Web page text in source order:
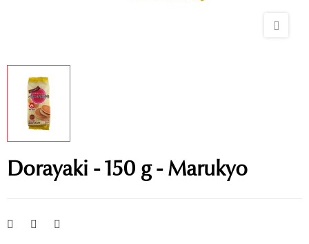
Dorayaki - 150 g - Marukyo